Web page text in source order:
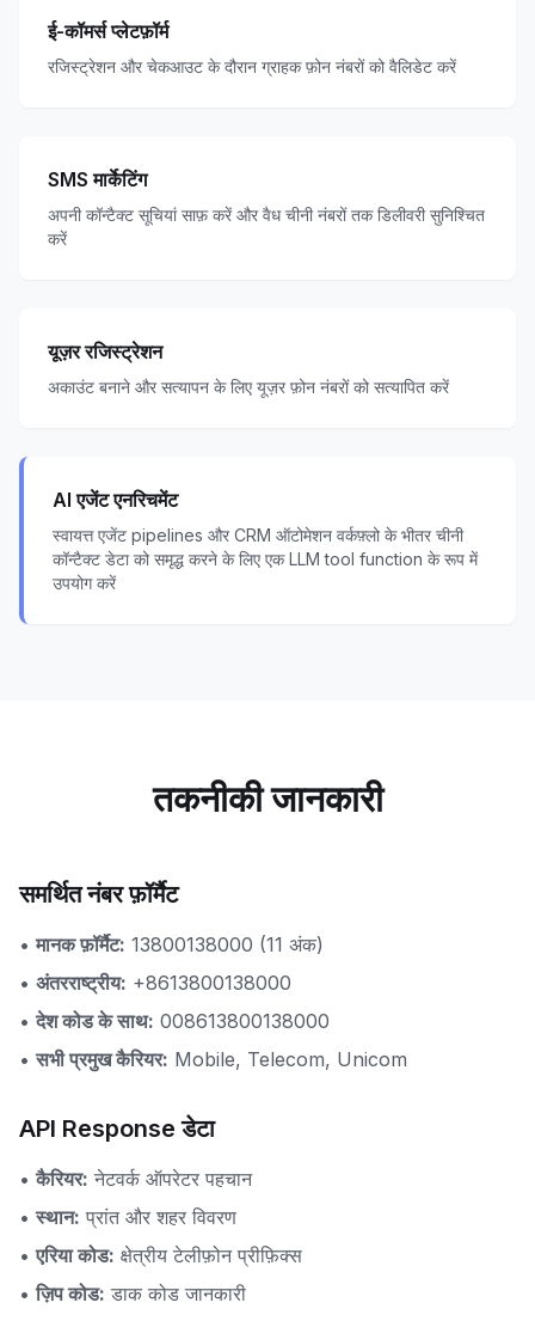
ई-कॉमर्स प्लेटफ़ॉर्म
रजिस्ट्रेशन और चेकआउट के दौरान ग्राहक फ़ोन नंबरों को वैलिडेट करें
SMS मार्केटिंग
अपनी कॉन्टैक्ट सूचियां साफ़ करें और वैध चीनी नंबरों तक डिलीवरी सुनिश्चित
करें
यूज़र रजिस्ट्रेशन
अकाउंट बनाने और सत्यापन के लिए यूज़र फ़ोन नंबरों को सत्यापित करें
AI एजेंट एनरिचमेंट
स्वायत्त एजेंट pipelines और CRM ऑटोमेशन वर्कफ़्लो के भीतर चीनी
कॉन्टैक्ट डेटा को समृद्ध करने के लिए एक LLM tool function के रूप में
उपयोग करें
तकनीकी जानकारी
समर्थित नंबर फ़ॉर्मैट
•मानक फ़ॉर्मैट: 13800138000 (11 अंक)
• अंतरराष्ट्रीय: +8613800138000
•देश कोड के साथ: 008613800138000
•सभी प्रमुख कैरियर: Mobile, Telecom, Unicom
API Response डेटा
•कैरियर: नेटवर्क ऑपरेटर पहचान
•स्थान: प्रांत और शहर विवरण
•एरिया कोड: क्षेत्रीय टेलीफ़ोन प्रीफ़िक्स
•ज़िप कोड: डाक कोड जानकारी